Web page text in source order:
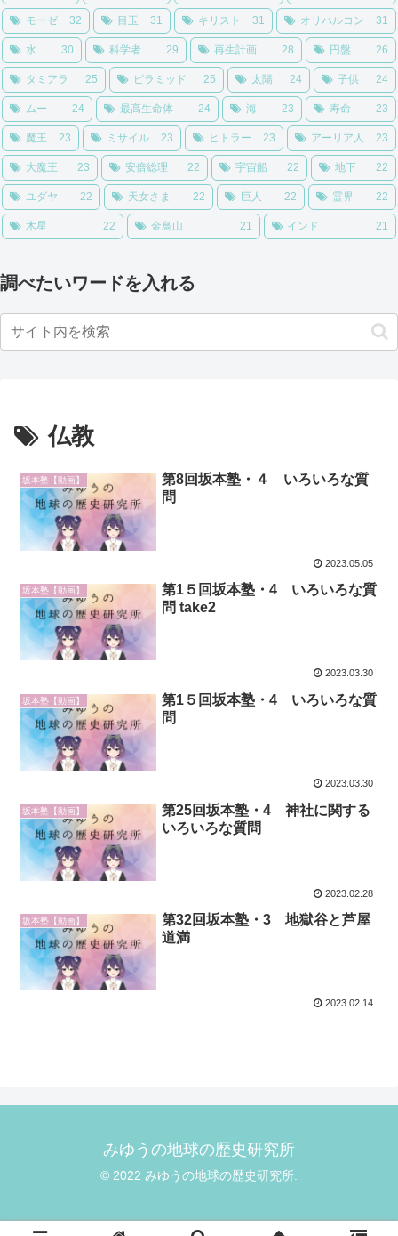
モーゼ 32 目玉 31 キリスト 31 オリハルコン 31
水 30 科学者 29 再生計画 28 円盤 26
タミアラ 25 ピラミッド 25 太陽 24 子供 24
ムー 24 最高生命体 24 海 23 寿命 23
魔王 23 ミサイル 23 ヒトラー 23 アーリア人 23
大魔王 23 安倍総理 22 宇宙船 22 地下 22
ユダヤ 22 天女さま 22 巨人 22 霊界 22
木星 22 金鳥山 21 インド 21
調べたいワードを入れる
仏教
坂本塾【動画】
第8回坂本塾・４ いろいろな質
問
2023.05.05
坂本塾【動画】
第1５回坂本塾・4 いろいろな質
問 take2
2023.03.30
坂本塾【動画】
第1５回坂本塾・4 いろいろな質
問
2023.03.30
坂本塾【動画】
第25回坂本塾・4 神社に関する
いろいろな質問
2023.02.28
坂本塾【動画】
第32回坂本塾・3 地獄谷と芦屋
道満
2023.02.14
みゆうの地球の歴史研究所
© 2022 みゆうの地球の歴史研究所.